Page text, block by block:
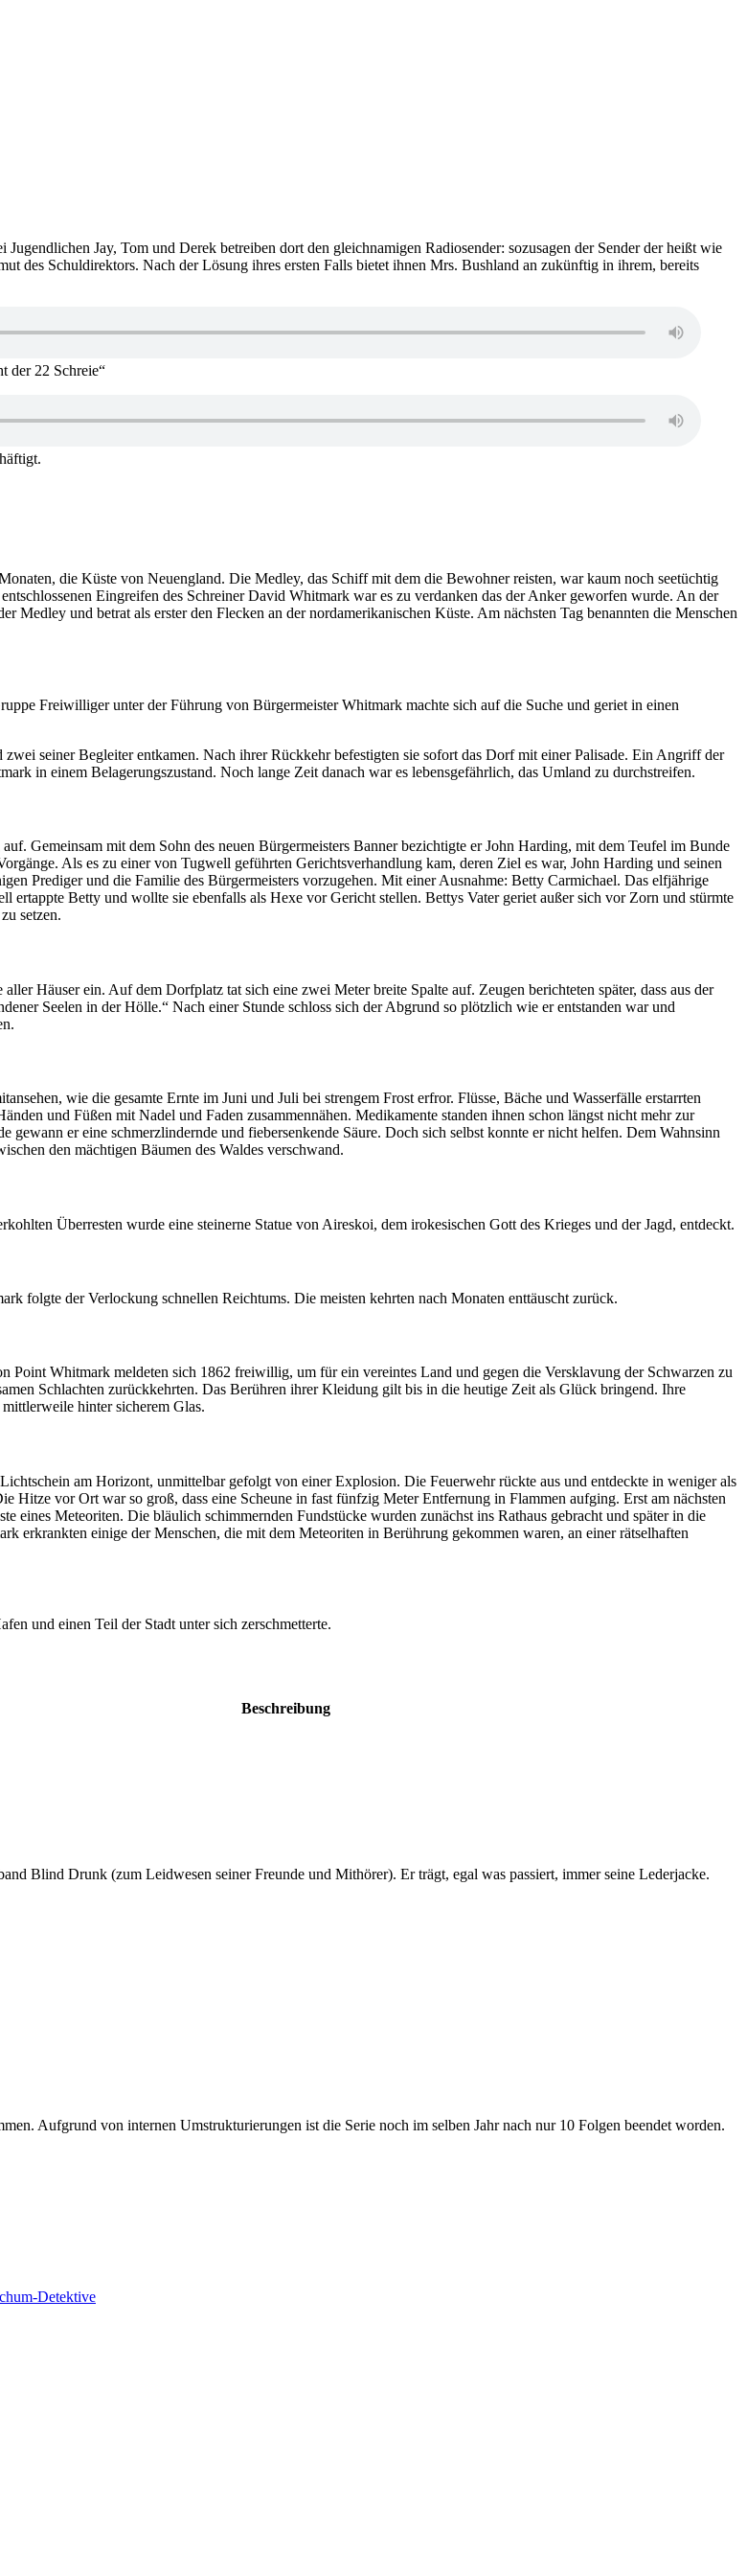
Jay, Tom und Derek betreiben dort den gleichnamigen Radiosender: sozusagen der Sender der heißt wie
des Schuldirektors. Nach der Lösung ihres ersten Falls bietet ihnen Mrs. Bushland an zukünftig in ihrem, bereits
der 22 Schreie“
die Küste von Neuengland. Die Medley, das Schiff mit dem die Bewohner reisten, war kaum noch seetüchtig
Eingreifen des Schreiner David Whitmark war es zu verdanken das der Anker geworfen wurde. An der
und betrat als erster den Flecken an der nordamerikanischen Küste. Am nächsten Tag benannten die Menschen
Freiwilliger unter der Führung von Bürgermeister Whitmark machte sich auf die Suche und geriet in einen
seiner Begleiter entkamen. Nach ihrer Rückkehr befestigten sie sofort das Dorf mit einer Palisade. Ein Angriff der
in einem Belagerungszustand. Noch lange Zeit danach war es lebensgefährlich, das Umland zu durchstreifen.
Gemeinsam mit dem Sohn des neuen Bürgermeisters Banner bezichtigte er John Harding, mit dem Teufel im Bunde
Als es zu einer von Tugwell geführten Gerichtsverhandlung kam, deren Ziel es war, John Harding und seinen
Prediger und die Familie des Bürgermeisters vorzugehen. Mit einer Ausnahme: Betty Carmichael. Das elfjährige
ertappte Betty und wollte sie ebenfalls als Hexe vor Gericht stellen. Bettys Vater geriet außer sich vor Zorn und stürmte
setzen.
Häuser ein. Auf dem Dorfplatz tat sich eine zwei Meter breite Spalte auf. Zeugen berichteten später, dass aus der
Seelen in der Hölle.“ Nach einer Stunde schloss sich der Abgrund so plötzlich wie er entstanden war und
wie die gesamte Ernte im Juni und Juli bei strengem Frost erfror. Flüsse, Bäche und Wasserfälle erstarrten
und Füßen mit Nadel und Faden zusammennähen. Medikamente standen ihnen schon längst nicht mehr zur
er eine schmerzlindernde und fiebersenkende Säure. Doch sich selbst konnte er nicht helfen. Dem Wahnsinn
den mächtigen Bäumen des Waldes verschwand.
Überresten wurde eine steinerne Statue von Aireskoi, dem irokesischen Gott des Krieges und der Jagd, entdeckt.
folgte der Verlockung schnellen Reichtums. Die meisten kehrten nach Monaten enttäuscht zurück.
Point Whitmark meldeten sich 1862 freiwillig, um für ein vereintes Land und gegen die Versklavung der Schwarzen zu
Schlachten zurückkehrten. Das Berühren ihrer Kleidung gilt bis in die heutige Zeit als Glück bringend. Ihre
hinter sicherem Glas.
am Horizont, unmittelbar gefolgt von einer Explosion. Die Feuerwehr rückte aus und entdeckte in weniger als
vor Ort war so groß, dass eine Scheune in fast fünfzig Meter Entfernung in Flammen aufging. Erst am nächsten
eines Meteoriten. Die bläulich schimmernden Fundstücke wurden zunächst ins Rathaus gebracht und später in die
erkrankten einige der Menschen, die mit dem Meteoriten in Berührung gekommen waren, an einer rätselhaften
und einen Teil der Stadt unter sich zerschmetterte.
Beschreibung
Blind Drunk (zum Leidwesen seiner Freunde und Mithörer). Er trägt, egal was passiert, immer seine Lederjacke.
Aufgrund von internen Umstrukturierungen ist die Serie noch im selben Jahr nach nur 10 Folgen beendet worden.
Detektive